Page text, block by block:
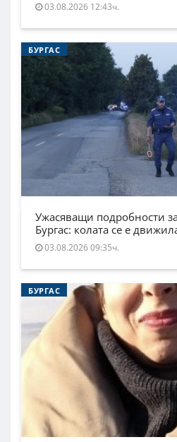
03.08.2026 12:43ч.
БУРГАС
Ужасяващи подробности
Бургас: колата се е
03.08.2026 09:35ч.
БУРГАС